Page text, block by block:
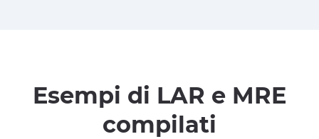
Esempi di LAR e MRE
compilati